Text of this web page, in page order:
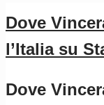
Dove
l’Italia su
Dove